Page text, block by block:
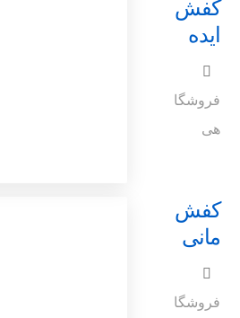
کفش
ایده
فروشگا
هی
کفش
مانی
فروشگا